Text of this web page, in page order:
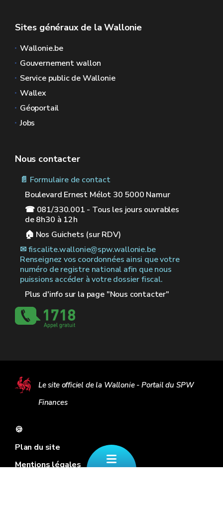
Sites généraux de la Wallonie
Wallonie.be
Gouvernement wallon
Service public de Wallonie
Wallex
Géoportail
Jobs
Nous contacter
📄 Formulaire de contact
Boulevard Ernest Mélot 30 5000 Namur
☎ 081/330.001 - Tous les jours ouvrables
de 8h30 à 12h
🏠︎ Nos Guichets (sur RDV)
✉︎ fiscalite.wallonie@spw.wallonie.be
Renseignez vos coordonnées ainsi que votre
numéro de registre national afin que nous
puissions accéder à votre dossier fiscal.
Plus d'info sur la page "Nous contacter"
Le site officiel de la Wallonie - Portail du SPW
Finances
🍪
Plan du site
Mentions légales